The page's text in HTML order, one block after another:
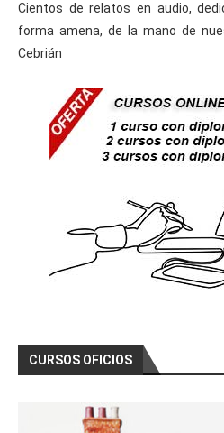
Cientos de relatos en audio,
forma amena, de la mano de
Cebrián
CURSOS OFICIOS